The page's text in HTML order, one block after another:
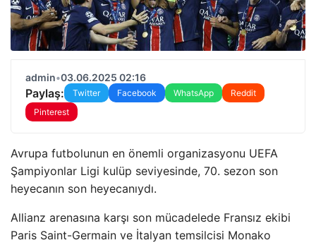
admin•03.06.2025 02:16
Paylaş: Twitter Facebook WhatsApp
Reddit
Pinterest
Avrupa futbolunun en önemli organizasyonu UEFA
Şampiyonlar Ligi kulüp seviyesinde, 70. sezon son
heyecanın son heyecanıydı.
Allianz arenasına karşı son mücadelede Fransız ekibi
Paris Saint-Germain ve İtalyan temsilcisi Monako